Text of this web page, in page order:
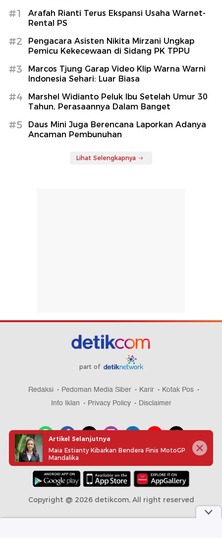
#1
Arafah Rianti Terus Ekspansi Usaha Warnet-
Rental PS
#2
Pengacara Asisten Nikita Mirzani Ungkap
Pemicu Kekecewaan di Sidang PK TPPU
#3
Marcos Tjung Garap Video Klip Warna Warni
Indonesia Sehari: Luar Biasa
#4
Marshel Widianto Peluk Ibu Setelah Umur 30
Tahun, Perasaannya Dalam Banget
#5
Daus Mini Juga Berencana Laporkan Adanya
Ancaman Pembunuhan
Lihat Selengkapnya
part of
Redaksi Pedoman Media Siber Karir
Kotak Pos
Info Iklan
Privacy Policy Disclaimer
Download aplikasi detikcom
Copyright @ 2026 detikcom, All right reserved
Artikel Selanjutnya
Maia Estianty Kibarkan Bendera Finis MotoGP
Mandalika